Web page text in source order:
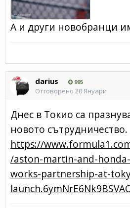
А и други новобранци
darius 995
Отговорено 20 Януари
Днес в Токио са
новото сътрудничество.
https://
/aston-martin-and-
works-partnership-at-